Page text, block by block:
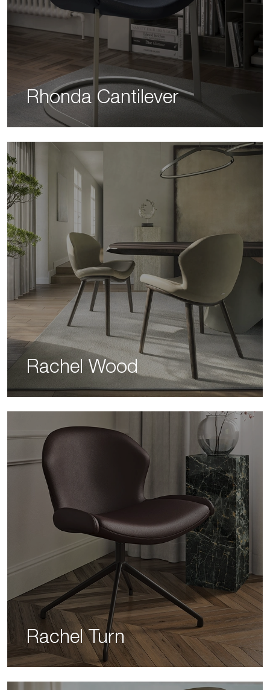
Rhonda Cantilever
Rachel Wood
Rachel Turn